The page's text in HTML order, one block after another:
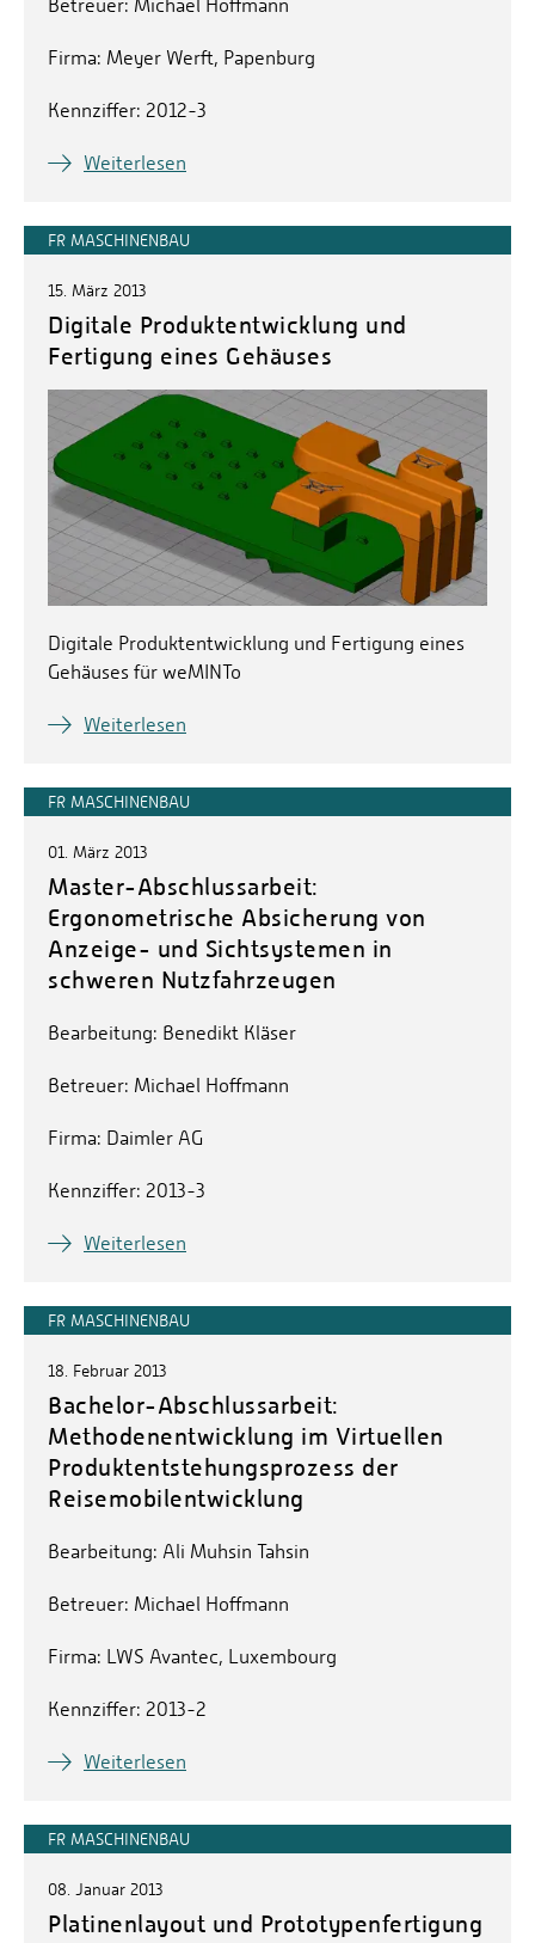
Betreuer: Michael Hoffmann
Firma: Meyer Werft, Papenburg
Kennziffer: 2012-3
Weiterlesen
FR MASCHINENBAU
15. März 2013
Digitale Produktentwicklung und
Fertigung eines Gehäuses
Digitale Produktentwicklung und Fertigung eines
Gehäuses für weMINTo
Weiterlesen
FR MASCHINENBAU
01. März 2013
Master-Abschlussarbeit:
Ergonometrische Absicherung von
Anzeige- und Sichtsystemen in
schweren Nutzfahrzeugen
Bearbeitung: Benedikt Kläser
Betreuer: Michael Hoffmann
Firma: Daimler AG
Kennziffer: 2013-3
Weiterlesen
FR MASCHINENBAU
18. Februar 2013
Bachelor-Abschlussarbeit:
Methodenentwicklung im Virtuellen
Produktentstehungsprozess der
Reisemobilentwicklung
Bearbeitung: Ali Muhsin Tahsin
Betreuer: Michael Hoffmann
Firma: LWS Avantec, Luxembourg
Kennziffer: 2013-2
Weiterlesen
FR MASCHINENBAU
08. Januar 2013
Platinenlayout und Prototypenfertigung